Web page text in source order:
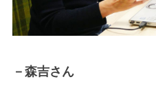
－森吉さん